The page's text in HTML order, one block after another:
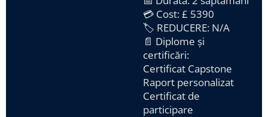
💳 Cost: £ 5390
🏷️ REDUCERE: N/A
📄 Diplome și
certificări:
Certificat Capstone
Raport personalizat
Certificat de
participare